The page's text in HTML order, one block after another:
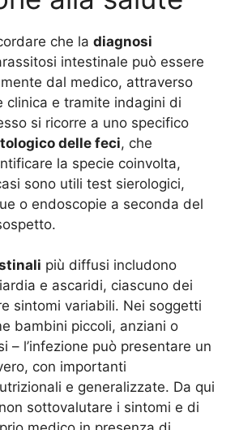
che la diagnosi
intestinale può essere
dal medico, attraverso
clinica e tramite indagini di
si ricorre a uno specifico
delle feci, che
la specie coinvolta,
sono utili test sierologici,
o endoscopie a seconda del
più diffusi includono
e ascaridi, ciascuno dei
sintomi variabili. Nei soggetti
bambini piccoli, anziani o
– l’infezione può presentare un
con importanti
e generalizzate. Da qui
sottovalutare i sintomi e di